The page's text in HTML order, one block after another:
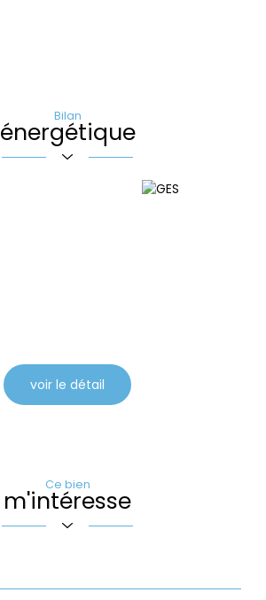
Ecoles
Collège
Bilan
énergétique
voir le détail
Ce bien
m'intéresse